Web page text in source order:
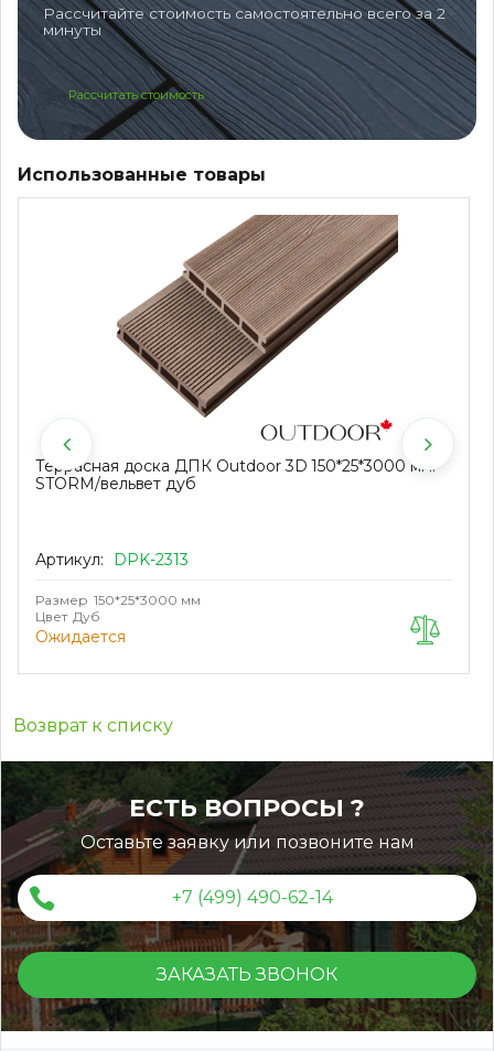
Рассчитайте стоимость самостоятельно всего за 2
минуты
Рассчитать стоимость
Использованные товары
Террасная доска ДПК Outdoor 3D 150*25*3000 мм.
STORM/вельвет дуб
Артикул: DPK-2313
Размер 150*25*3000 мм
Цвет Дуб
Ожидается
Возврат к списку
ЕСТЬ ВОПРОСЫ ?
Оставьте заявку или позвоните нам
+7 (499) 490-62-14
ЗАКАЗАТЬ ЗВОНОК